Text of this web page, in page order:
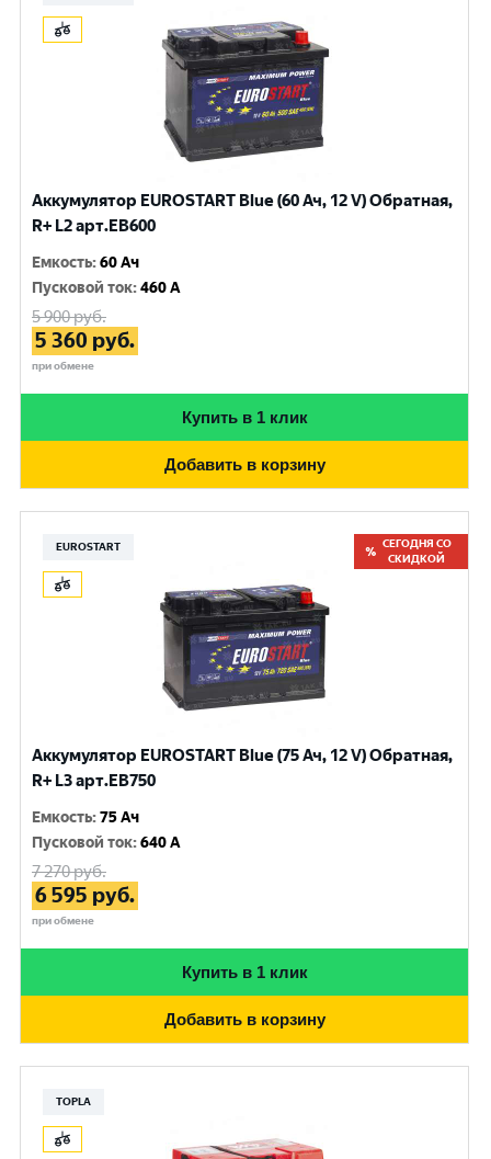
Аккумулятор EUROSTART Blue (60 Ач, 12 V) Обратная,
R+ L2 арт.EB600
Емкость:60 Ач
Пусковой ток:460 A
5 900руб.
5 360 руб.
при обмене
Купить в 1 клик
Добавить в корзину
EUROSTART
СЕГОДНЯ СО
СКИДКОЙ
Аккумулятор EUROSTART Blue (75 Ач, 12 V) Обратная,
R+ L3 арт.EB750
Емкость:75 Ач
Пусковой ток:640 A
7 270руб.
6 595 руб.
при обмене
Купить в 1 клик
Добавить в корзину
TOPLA